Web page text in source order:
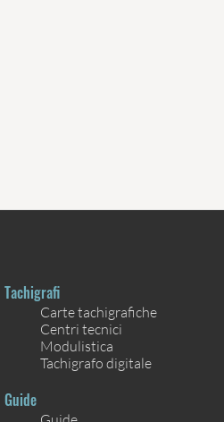
Tachigrafi
Carte tachigrafiche
Centri tecnici
Modulistica
Tachigrafo digitale
Guide